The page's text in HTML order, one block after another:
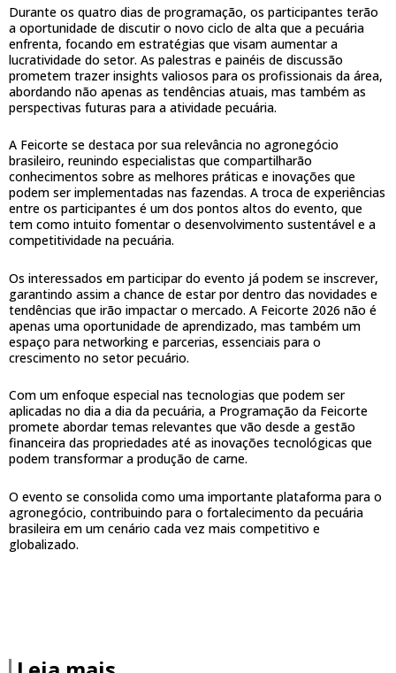
Durante os quatro dias de programação, os participantes terão
a oportunidade de discutir o novo ciclo de alta que a pecuária
enfrenta, focando em estratégias que visam aumentar a
lucratividade do setor. As palestras e painéis de discussão
prometem trazer insights valiosos para os profissionais da área,
abordando não apenas as tendências atuais, mas também as
perspectivas futuras para a atividade pecuária.
A Feicorte se destaca por sua relevância no agronegócio
brasileiro, reunindo especialistas que compartilharão
conhecimentos sobre as melhores práticas e inovações que
podem ser implementadas nas fazendas. A troca de experiências
entre os participantes é um dos pontos altos do evento, que
tem como intuito fomentar o desenvolvimento sustentável e a
competitividade na pecuária.
Os interessados em participar do evento já podem se inscrever,
garantindo assim a chance de estar por dentro das novidades e
tendências que irão impactar o mercado. A Feicorte 2026 não é
apenas uma oportunidade de aprendizado, mas também um
espaço para networking e parcerias, essenciais para o
crescimento no setor pecuário.
Com um enfoque especial nas tecnologias que podem ser
aplicadas no dia a dia da pecuária, a Programação da Feicorte
promete abordar temas relevantes que vão desde a gestão
financeira das propriedades até as inovações tecnológicas que
podem transformar a produção de carne.
O evento se consolida como uma importante plataforma para o
agronegócio, contribuindo para o fortalecimento da pecuária
brasileira em um cenário cada vez mais competitivo e
globalizado.